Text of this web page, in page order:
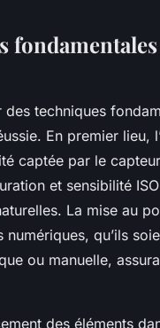
techniques
En premier lieu,
captée par le
et sensibilité
La mise au
qu’ils
ou manuelle,
des éléments